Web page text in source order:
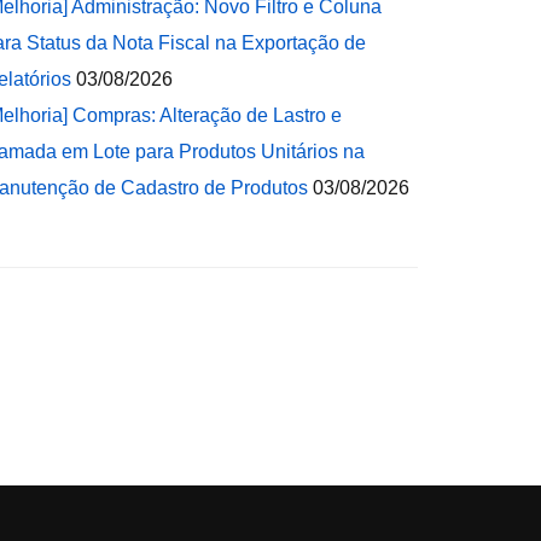
Administração: Novo Filtro e Coluna
Status da Nota Fiscal na Exportação de
03/08/2026
Compras: Alteração de Lastro e
em Lote para Produtos Unitários na
de Cadastro de Produtos 03/08/2026